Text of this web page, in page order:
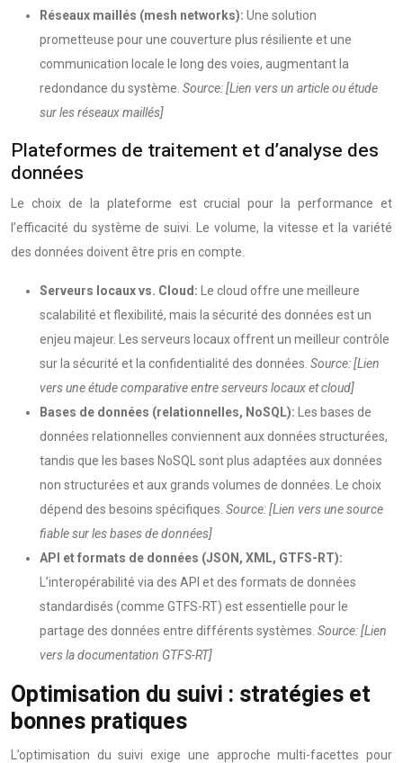
Réseaux maillés (mesh networks): Une solution
prometteuse pour une couverture plus résiliente et une
communication locale le long des voies, augmentant la
redondance du système. Source: [Lien vers un article ou étude
sur les réseaux maillés]
Plateformes de traitement et d’analyse des
données
Le choix de la plateforme est crucial pour la performance et
l’efficacité du système de suivi. Le volume, la vitesse et la variété
des données doivent être pris en compte.
Serveurs locaux vs. Cloud:
Le cloud offre une meilleure
scalabilité et flexibilité, mais la sécurité des données est un
enjeu majeur. Les serveurs locaux offrent un meilleur contrôle
sur la sécurité et la confidentialité des données. Source: [Lien
vers une étude comparative entre serveurs locaux et cloud]
Bases de données (relationnelles, NoSQL):
Les bases de
données relationnelles conviennent aux données structurées,
tandis que les bases NoSQL sont plus adaptées aux données
non structurées et aux grands volumes de données. Le choix
dépend des besoins spécifiques. Source: [Lien vers une source
fiable sur les bases de données]
API et formats de données (JSON, XML, GTFS-RT):
L’interopérabilité via des API et des formats de données
standardisés (comme GTFS-RT) est essentielle pour le
partage des données entre différents systèmes. Source: [Lien
vers la documentation GTFS-RT]
Optimisation du suivi : stratégies et
bonnes pratiques
L’optimisation du suivi exige une approche multi-facettes pour